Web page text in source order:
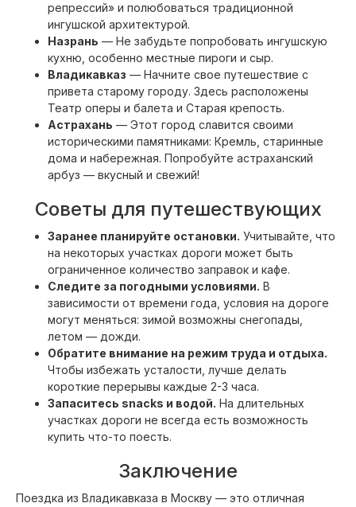
репрессий» и полюбоваться традиционной
ингушской архитектурой.
Назрань — Не забудьте попробовать ингушскую
кухню, особенно местные пироги и сыр.
Владикавказ — Начните свое путешествие с
привета старому городу. Здесь расположены
Театр оперы и балета и Старая крепость.
Астрахань — Этот город славится своими
историческими памятниками: Кремль, старинные
дома и набережная. Попробуйте астраханский
арбуз — вкусный и свежий!
Советы для путешествующих
Заранее планируйте остановки. Учитывайте, что
на некоторых участках дороги может быть
ограниченное количество заправок и кафе.
Следите за погодными условиями. В
зависимости от времени года, условия на дороге
могут меняться: зимой возможны снегопады,
летом — дожди.
Обратите внимание на режим труда и отдыха.
Чтобы избежать усталости, лучше делать
короткие перерывы каждые 2-3 часа.
Запаситесь snacks и водой. На длительных
участках дороги не всегда есть возможность
купить что-то поесть.
Заключение
Поездка из Владикавказа в Москву — это отличная